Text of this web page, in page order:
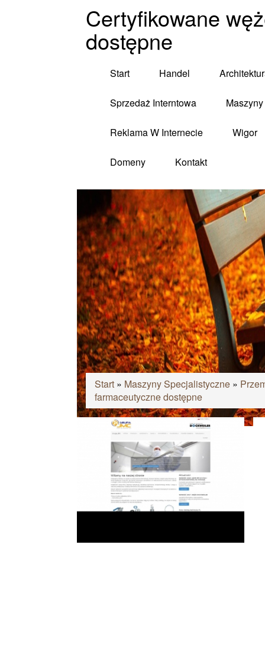
Certyfikowane
dostępne
Start Handel
Sprzedaż Interntowa
Reklama W Internecie Wigor
Domeny Kontakt
Start » Maszyny Specjalistyczne »
farmaceutyczne dostępne